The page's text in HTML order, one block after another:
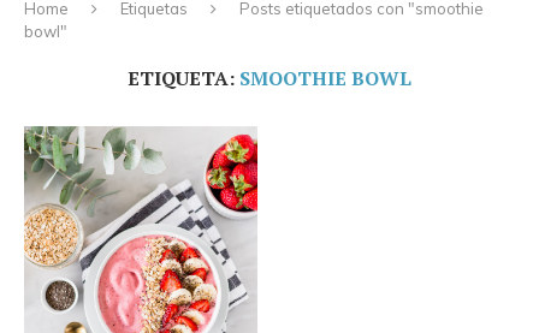
Home Etiquetas
Posts etiquetados con "smoothie
bowl"
ETIQUETA: SMOOTHIE BOWL